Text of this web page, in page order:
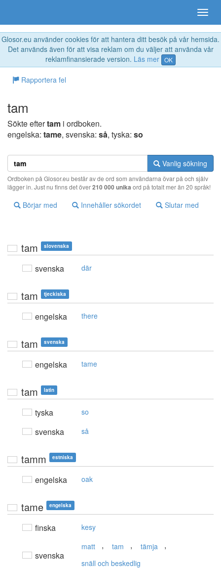
Glosor.eu använder cookies för att hantera ditt besök på vår hemsida.
Det används även för att visa reklam om du väljer att använda vår
reklamfinansierade version. Läs mer OK
Rapportera fel
tam
Sökte eftertam i ordboken.
engelska: tame, svenska: så, tyska: so
Vanlig sökning
Ordboken på Glosor.eu består av de ord som användarna övar på och själv
lägger in. Just nu finns det över210 000 unika ord på totalt mer än 20 språk!
Börjar med Innehåller sökordet Slutar med
tam slovenska
svenska där
tam tjeckiska
engelska there
tam svenska
engelska tame
tam latin
tyska so
svenska så
tamm estniska
engelska oak
tame engelska
finska kesy
svenska
matt , tam , tämja ,
snäll och beskedlig